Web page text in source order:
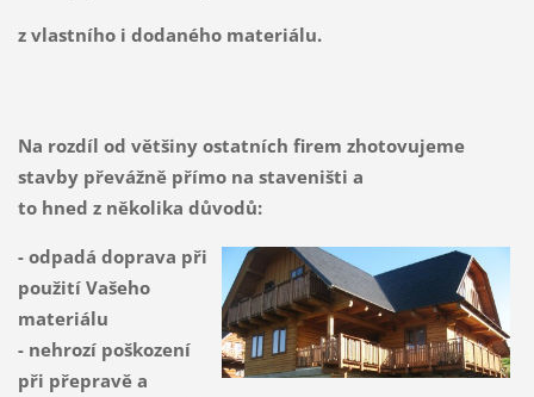
z vlastního i dodaného materiálu.
Na rozdíl od většiny ostatních firem zhotovujeme
stavby převážně přímo na staveništi a
to hned z několika důvodů:
- odpadá doprava při
použití Vašeho
materiálu
- nehrozí poškození
při přepravě a